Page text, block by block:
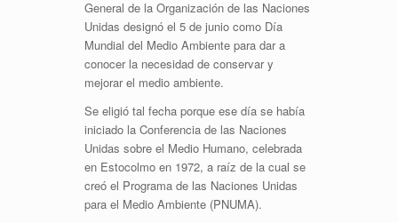
General de la Organización de las Naciones
Unidas designó el 5 de junio como Día
Mundial del Medio Ambiente para dar a
conocer la necesidad de conservar y
mejorar el medio ambiente.
Se eligió tal fecha porque ese día se había
iniciado la Conferencia de las Naciones
Unidas sobre el Medio Humano, celebrada
en Estocolmo en 1972, a raíz de la cual se
creó el Programa de las Naciones Unidas
para el Medio Ambiente (PNUMA).